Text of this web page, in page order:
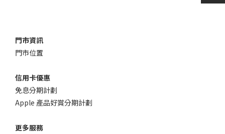
門市資訊
門市位置
信用卡優惠
免息分期計劃
Apple 產品好賞分期計劃
更多服務